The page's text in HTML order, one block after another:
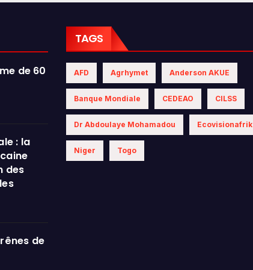
dans les politiques
de 60
: la
des
de
TAGS
AFD Agrhymet Anderson AKUE
Banque Mondiale CEDEAO CILSS
Dr Abdoulaye Mohamadou Ecovisionafrik
Niger Togo